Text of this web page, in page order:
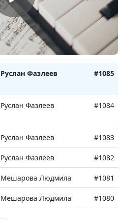
Руслан Фазлеев #1088
Руслан Фазлеев
Руслан Фазлеев #1086
Руслан Фазлеев #1085
Руслан Фазлеев #1084
Руслан Фазлеев #1083
Руслан Фазлеев #1082
Мешарова Людмила #1081
Мешарова Людмила #1080
Мешарова Людмила